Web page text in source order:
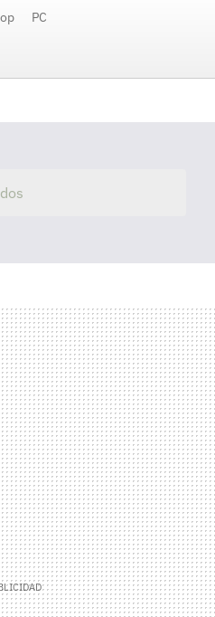
PC